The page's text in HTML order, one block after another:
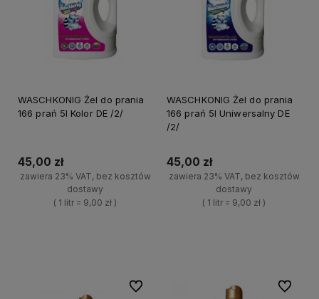
WASCHKONIG Żel do prania
166 prań 5l Kolor DE /2/
45,00 zł
zawiera 23% VAT, bez kosztów
dostawy
( 1 litr = 9,00 zł )
WASCHKONIG Żel do prania
166 prań 5l Uniwersalny DE
/2/
45,00 zł
zawiera 23% VAT, bez kosztów
dostawy
( 1 litr = 9,00 zł )
Do ulubionych Do